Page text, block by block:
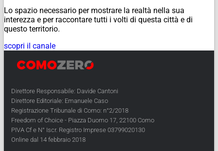
Lo spazio necessario per mostrare la realtà nella sua
interezza e per raccontare tutti i volti di questa città e di
questo territorio.
scopri il canale
Direttore Responsabile: Davide Cantoni
Direttore Editoriale: Emanuele Caso
Registrazione Tribunale di Como: n°2/2018
Freedom of Choice - Piazza Duomo 17, 22100 Como
PIVA Cf e N° Iscr. Registro Imprese 03799020130
Online dal 14 febbraio 2018